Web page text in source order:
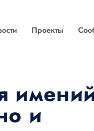
Проекты
и